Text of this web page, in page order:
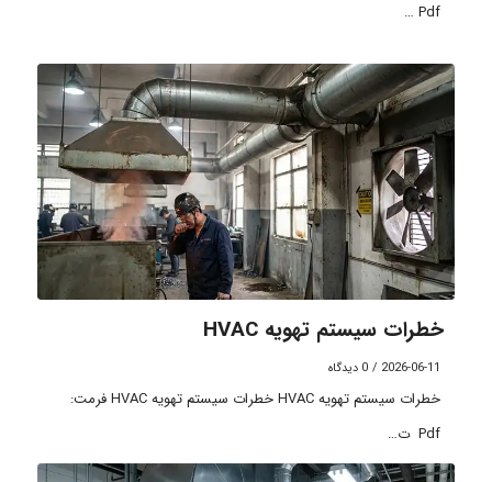
Pdf …
خطرات سیستم تهویه HVAC
2026-06-11
/ 0 دیدگاه
خطرات سیستم تهویه HVAC خطرات سیستم تهویه HVAC فرمت:
Pdf ت…